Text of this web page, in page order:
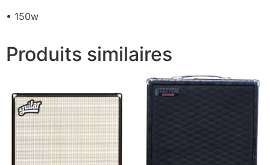
• 150w
Produits similaires